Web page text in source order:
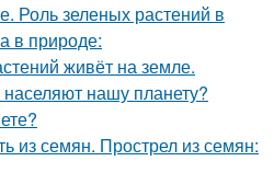
Роль зеленых растений в
в природе:
живёт на земле.
нашу планету?
из семян. Прострел из семян: